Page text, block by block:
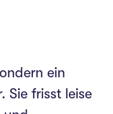
ein
Sie frisst leise